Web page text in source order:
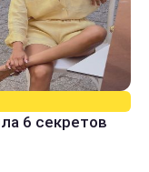
6 секретов